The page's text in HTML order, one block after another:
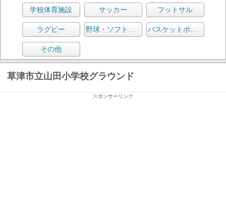
学校体育施設 サッカー フットサル
ラグビー 野球・ソフトボール バスケットボール
その他
草津市立山田小学校グラウンド
スポンサーリンク